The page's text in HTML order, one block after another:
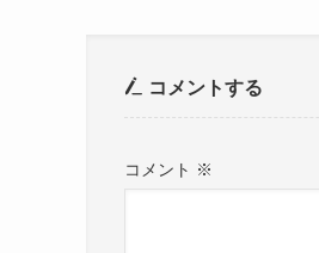
コメントする
コメント ※